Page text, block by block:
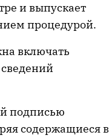
и выпускает
процедурой.
включать
подписью
содержащиеся в